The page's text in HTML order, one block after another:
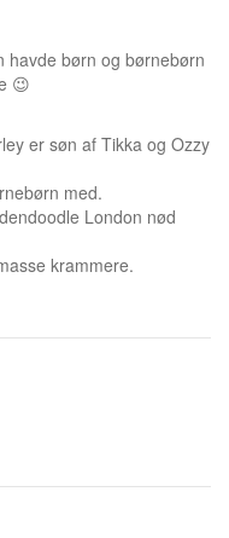
havde børn og børnebørn
😉
er søn af Tikka og Ozzy
med.
London nød
krammere.